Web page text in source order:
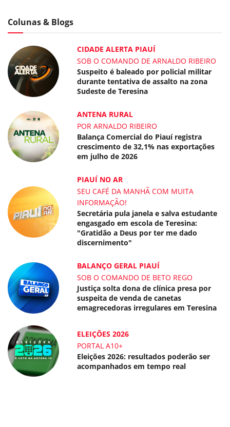
Colunas & Blogs
CIDADE ALERTA PIAUÍ
SOB O COMANDO DE ARNALDO RIBEIRO
Suspeito é baleado por policial militar
durante tentativa de assalto na zona
Sudeste de Teresina
ANTENA RURAL
POR ARNALDO RIBEIRO
Balança Comercial do Piauí registra
crescimento de 32,1% nas exportações
em julho de 2026
PIAUÍ NO AR
SEU CAFÉ DA MANHÃ COM MUITA
INFORMAÇÃO!
Secretária pula janela e salva estudante
engasgado em escola de Teresina:
"Gratidão a Deus por ter me dado
discernimento"
BALANÇO GERAL PIAUÍ
SOB O COMANDO DE BETO REGO
Justiça solta dona de clínica presa por
suspeita de venda de canetas
emagrecedoras irregulares em Teresina
ELEIÇÕES 2026
PORTAL A10+
Eleições 2026: resultados poderão ser
acompanhados em tempo real